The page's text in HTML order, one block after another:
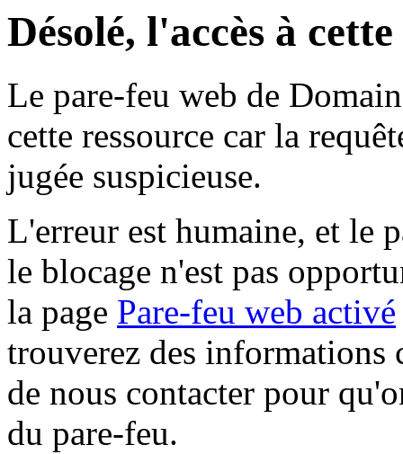
Désolé, l'accès à
Le pare-feu web de
cette ressource car la
jugée suspicieuse.
L'erreur est humaine, et le
le blocage n'est pas
la page Pare-feu web activé
trouverez des informations
de nous contacter pour
du pare-feu.